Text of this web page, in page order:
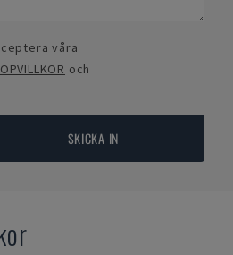
våra
och
SKICKA IN